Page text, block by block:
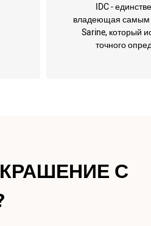
IDC -
владеющая самым
Sarine, который
точного
С